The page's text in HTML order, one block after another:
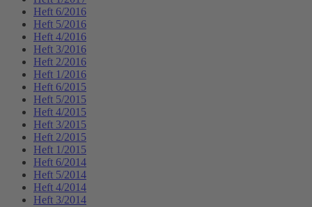
Heft 6/2016
Heft 5/2016
Heft 4/2016
Heft 3/2016
Heft 2/2016
Heft 1/2016
Heft 6/2015
Heft 5/2015
Heft 4/2015
Heft 3/2015
Heft 2/2015
Heft 1/2015
Heft 6/2014
Heft 5/2014
Heft 4/2014
Heft 3/2014